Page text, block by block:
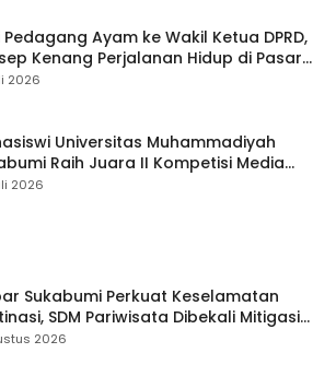
Pedagang Ayam ke Wakil Ketua DPRD,
Kenang Perjalanan Hidup di Pasar
2026
Universitas Muhammadiyah
Raih Juara II Kompetisi Media
Digital Tingkat Internasional
2026
Sukabumi Perkuat Keselamatan
SDM Pariwisata Dibekali Mitigasi
Teknik Evakuasi
2026